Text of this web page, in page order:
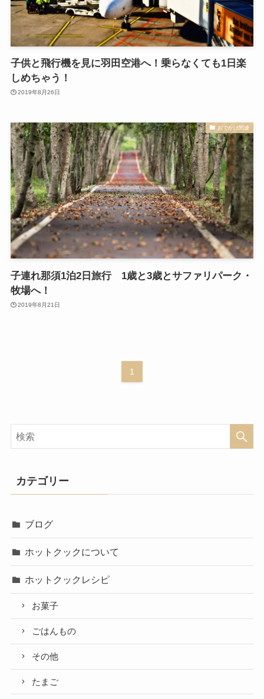
子供と飛行機を見に羽田空港へ！乗らなくても1日楽
しめちゃう！
2019年8月26日
おでかけ関連
子連れ那須1泊2日旅行 1歳と3歳とサファリパーク・
牧場へ！
2019年8月21日
1
カテゴリー
ブログ
ホットクックについて
ホットクックレシピ
お菓子
ごはんもの
その他
たまご